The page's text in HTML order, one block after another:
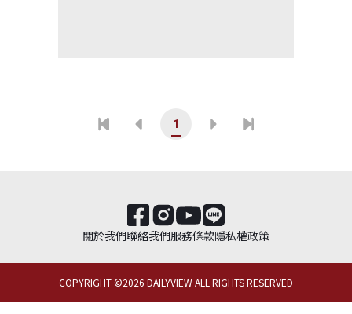
1
關於我們聯絡我們服務條款隱私權政策
COPYRIGHT ©2026 DAILYVIEW ALL RIGHTS RESERVED